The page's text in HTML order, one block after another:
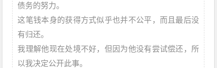
债务的努力。
这笔钱本身的获得方式似乎也并不公平，而且最后没
有归还。
我理解他现在处境不好，但因为他没有尝试偿还，所
以我决定公开此事。